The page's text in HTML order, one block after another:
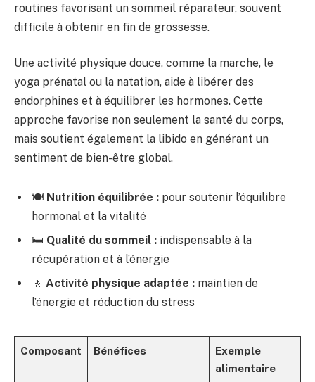
routines favorisant un sommeil réparateur, souvent
difficile à obtenir en fin de grossesse.
Une activité physique douce, comme la marche, le
yoga prénatal ou la natation, aide à libérer des
endorphines et à équilibrer les hormones. Cette
approche favorise non seulement la santé du corps,
mais soutient également la libido en générant un
sentiment de bien-être global.
🍽️ Nutrition équilibrée : pour soutenir l’équilibre
hormonal et la vitalité
🛏️ Qualité du sommeil : indispensable à la
récupération et à l’énergie
🚶 Activité physique adaptée : maintien de
l’énergie et réduction du stress
Composant Bénéfices
Exemple
alimentaire